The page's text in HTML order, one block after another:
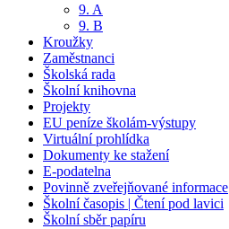
9. A
9. B
Kroužky
Zaměstnanci
Školská rada
Školní knihovna
Projekty
EU peníze školám-výstupy
Virtuální prohlídka
Dokumenty ke stažení
E-podatelna
Povinně zveřejňované informace
Školní časopis | Čtení pod lavici
Školní sběr papíru